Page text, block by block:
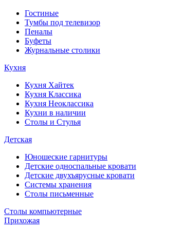
Гостиные
Тумбы под телевизор
Пеналы
Буфеты
Журнальные столики
Кухня
Кухня Хайтек
Кухня Классика
Кухня Неоклассика
Кухни в наличии
Столы и Стулья
Детская
Юношеские гарнитуры
Детские односпальные кровати
Детские двухъярусные кровати
Системы хранения
Столы письменные
Столы компьютерные
Прихожая